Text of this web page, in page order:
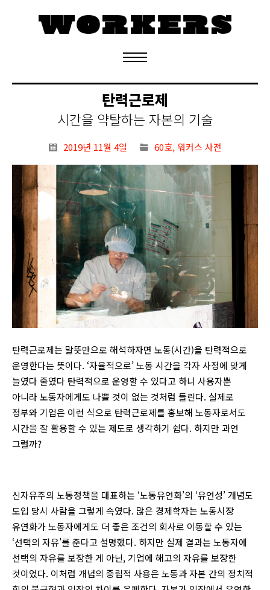
정기구독 신청
탄력근로제
시간을 약탈하는 자본의 기술
2019년 11월 4일 60호, 워커스 사전
탄력근로제는 말뜻만으로 해석하자면 노동(시간)을 탄력적으로
운영한다는 뜻이다. ‘자율적으로’ 노동 시간을 각자 사정에 맞게
늘였다 줄였다 탄력적으로 운영할 수 있다고 하니 사용자뿐
아니라 노동자에게도 나쁠 것이 없는 것처럼 들린다. 실제로
정부와 기업은 이런 식으로 탄력근로제를 홍보해 노동자로서도
시간을 잘 활용할 수 있는 제도로 생각하기 쉽다. 하지만 과연
그럴까?
신자유주의 노동정책을 대표하는 ‘노동유연화’의 ‘유연성’ 개념도
도입 당시 사람을 그렇게 속였다. 많은 경제학자는 노동시장
유연화가 노동자에게도 더 좋은 조건의 회사로 이동할 수 있는
‘선택의 자유’를 준다고 설명했다. 하지만 실제 결과는 노동자에
선택의 자유를 보장한 게 아닌, 기업에 해고의 자유를 보장한
것이었다. 이처럼 개념의 중립적 사용은 노동과 자본 간의 정치적